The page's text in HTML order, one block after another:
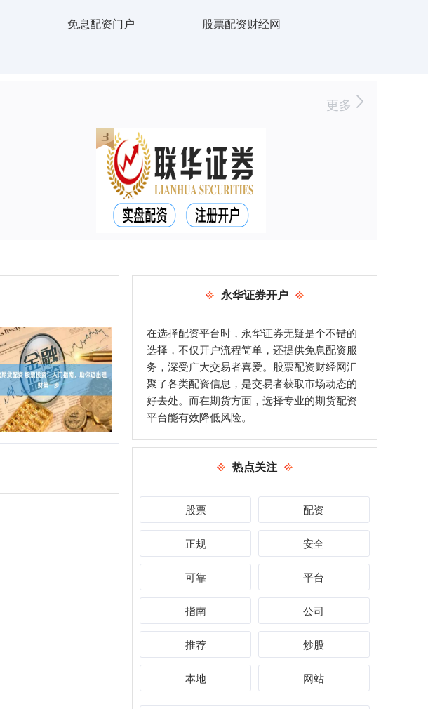
免息配资门户 股票配资财经网
更多
永华证券开户
在选择配资平台时，永华证券无疑是个不错的
选择，不仅开户流程简单，还提供免息配资服
务，深受广大交易者喜爱。股票配资财经网汇
聚了各类配资信息，是交易者获取市场动态的
好去处。而在期货方面，选择专业的期货配资
平台能有效降低风险。
热点关注
股票 配资
正规 安全
可靠 平台
指南 公司
推荐 炒股
本地 网站